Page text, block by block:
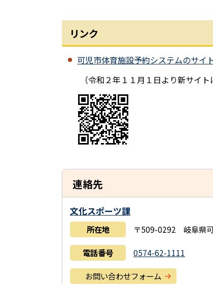
リンク
可児市体育施設予約システムのサイ
（令和２年１１月１日より新サイト
連絡先
文化スポーツ課
所在地 〒509-0292 岐阜県
電話番号 0574-62-1111
お問い合わせフォーム